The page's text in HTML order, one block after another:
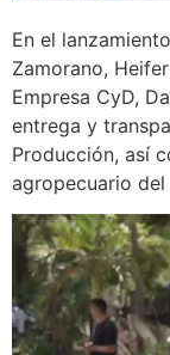
En el
Zamorano,
Empresa CyD,
entrega y
Producción, así
agropecuario del
Reproductor
de
vídeo